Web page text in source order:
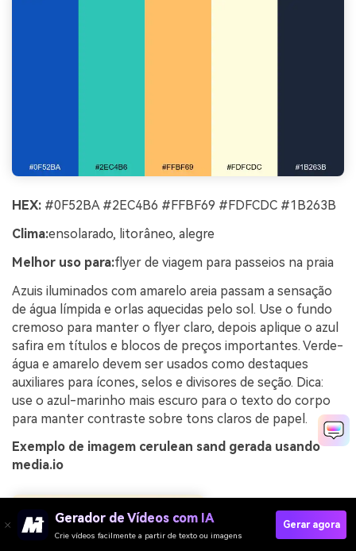
HEX: #0F52BA #2EC4B6 #FFBF69 #FDFCDC #1B263B
Clima:ensolarado, litorâneo, alegre
Melhor uso para:flyer de viagem para passeios na praia
Azuis iluminados com amarelo areia passam a sensação
de água límpida e orlas aquecidas pelo sol. Use o fundo
cremoso para manter o flyer claro, depois aplique o azul
safira em títulos e blocos de preços importantes. Verde-
água e amarelo devem ser usados como destaques
auxiliares para ícones, selos e divisores de seção. Dica:
use o azul-marinho mais escuro para o texto do corpo
para manter contraste sobre tons claros de papel.
Exemplo de imagem cerulean sand gerada usando
media.io
Gerador de Vídeos com IA
Crie vídeos facilmente a partir de texto ou imagens
Gerar agora